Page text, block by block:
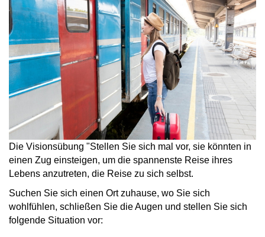
Die Visionsübung "Stellen Sie sich mal vor, sie könnten in
einen Zug einsteigen, um die spannenste Reise ihres
Lebens anzutreten, die Reise zu sich selbst.
Suchen Sie sich einen Ort zuhause, wo Sie sich
wohlfühlen, schließen Sie die Augen und stellen Sie sich
folgende Situation vor: